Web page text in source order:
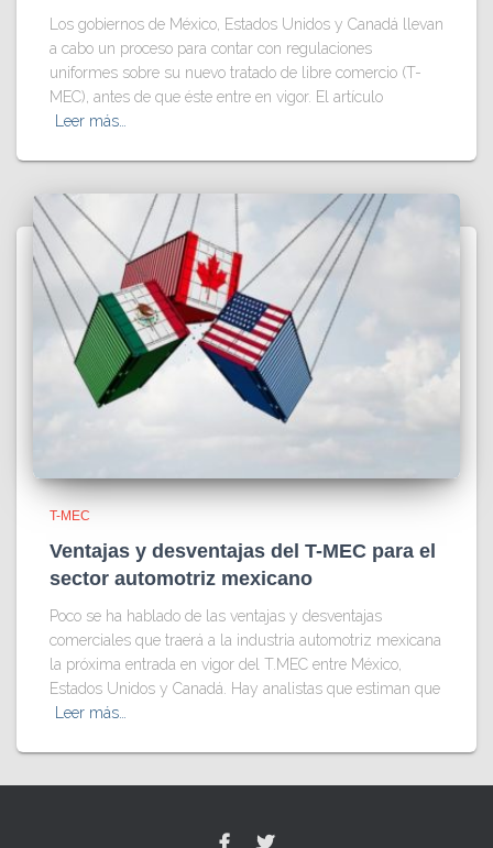
Los gobiernos de México, Estados Unidos y Canadá llevan
a cabo un proceso para contar con regulaciones
uniformes sobre su nuevo tratado de libre comercio (T-
MEC), antes de que éste entre en vigor. El artículo
Leer más…
T-MEC
Ventajas y desventajas del T-MEC para el
sector automotriz mexicano
Poco se ha hablado de las ventajas y desventajas
comerciales que traerá a la industria automotriz mexicana
la próxima entrada en vigor del T.MEC entre México,
Estados Unidos y Canadá. Hay analistas que estiman que
Leer más…